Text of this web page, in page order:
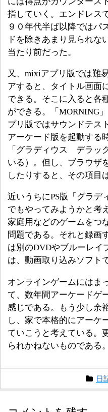
指していく。エンドレス
９０年代半ば以降ではパ
ドを除きあまり見られな
当たり前だった。
又、mixiアプリ版では難
アすると、タイトル画面
できる。そこに入ると各
ができる。「MORNING
プリ版ではサウンドテス
アーケード版を起動する
「グラディウス デラッ
いる）。但し、ブラウザ
したりすると、その項目
近いうちにPS版「グラ
でもやってみようかと考
家庭用などのゲームをつ
問題である。それと録画
は別のDVDやブルーレイ
は、動画取り込みソフト
オンラインゲームにはま
て、数年間アーケードゲ
感じである。もう少し余
し、家で本格的にアーケ
ていこうと考えている。
られかねないものである。
日